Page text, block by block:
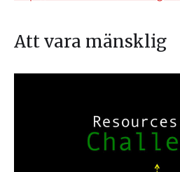
Att vara mänsklig